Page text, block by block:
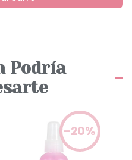
Podría
-20%